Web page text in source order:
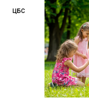
ЦБС